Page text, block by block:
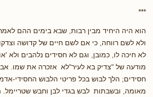
***
הוא היה היחיד מבין רבות, שבא בימים ההם
ולא לשם רווחה, כי אם לשם חיים של קדושה
לא חיכה לו, כמובן, וגם לא חסידים נלהבים ולא
מודעה של "צדיק בא לעיר"לא אזכרה את שמו.
חסידים; הלך לבוש בכל פריטי הלבוש החסידי-
מאומה, ובשבתות לבש בגדי לבן וחבש שטריימל.